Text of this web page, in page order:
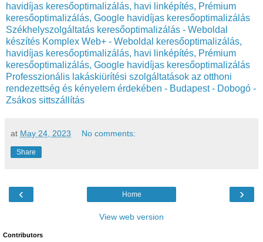
havidíjas keresőoptimalizálás, havi linképítés, Prémium
keresőoptimalizálás, Google havidíjas keresőoptimalizálás
Székhelyszolgáltatás keresőoptimalizálás - Weboldal
készítés Komplex Web+ - Weboldal keresőoptimalizálás,
havidíjas keresőoptimalizálás, havi linképítés, Prémium
keresőoptimalizálás, Google havidíjas keresőoptimalizálás
Professzionális lakáskiürítési szolgáltatások az otthoni
rendezettség és kényelem érdekében - Budapest - Dobogó -
Zsákos sittszállítás
at May 24, 2023 No comments:
Share
‹ ›
Home
View web version
Contributors